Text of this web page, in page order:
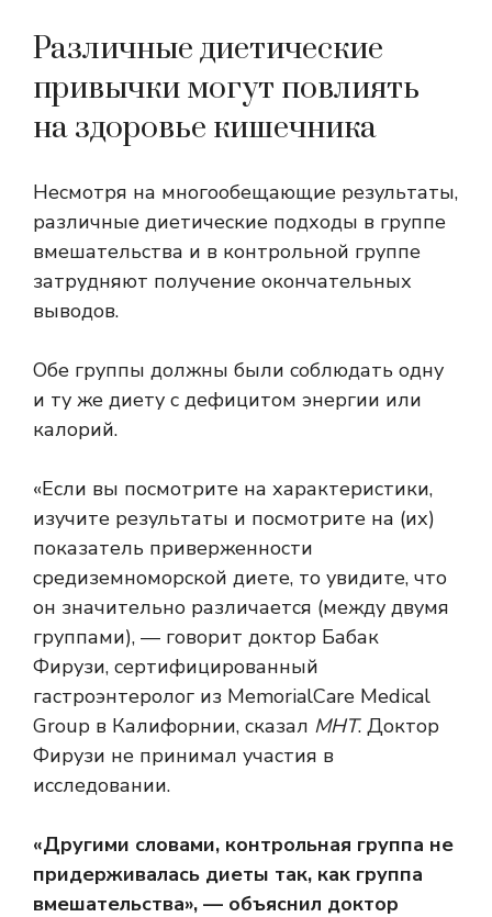
Различные диетические
привычки могут повлиять
на здоровье кишечника
Несмотря на многообещающие результаты,
различные диетические подходы в группе
вмешательства и в контрольной группе
затрудняют получение окончательных
выводов.
Обе группы должны были соблюдать одну
и ту же диету с дефицитом энергии или
калорий.
«Если вы посмотрите на характеристики,
изучите результаты и посмотрите на (их)
показатель приверженности
средиземноморской диете, то увидите, что
он значительно различается (между двумя
группами), — говорит доктор Бабак
Фирузи, сертифицированный
гастроэнтеролог из MemorialCare Medical
Group в Калифорнии, сказал МНТ. Доктор
Фирузи не принимал участия в
исследовании.
«Другими словами, контрольная группа не
придерживалась диеты так, как группа
вмешательства», — объяснил доктор